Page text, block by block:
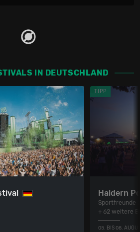
IN DEUTSCHLAND
TIPP
Haldern
Sportfreunde
+ 62 weitere
05. BIS 08.